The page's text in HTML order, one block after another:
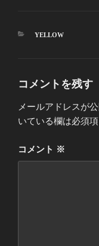
カ
YELLOW
コメントを残す
メールアドレスが
いている欄は必須
コメント ※